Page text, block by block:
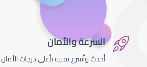
السرعة والأمان
أحدث وأسرع تقنية بأعلى درجات